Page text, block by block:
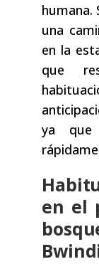
humana.
una
en la
que
ya que
en el